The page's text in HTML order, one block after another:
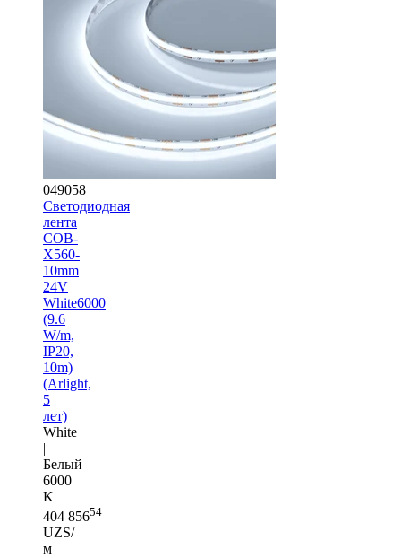
049058
Светодиодная
лента
COB-
X560-
10mm
24V
White6000
(9.6
W/m,
IP20,
10m)
(Arlight,
5
лет)
White
|
Белый
6000
K
404 85654
UZS/
м